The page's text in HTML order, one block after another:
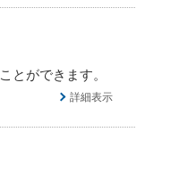
とができます。
詳細表示